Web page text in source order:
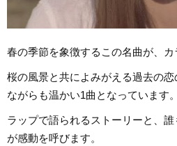
春の季節を象徴するこの名曲が、カ
桜の風景と共によみがえる過去の
ながらも温かい1曲となっています。
ラップで語られるストーリーと、
が感動を呼びます。